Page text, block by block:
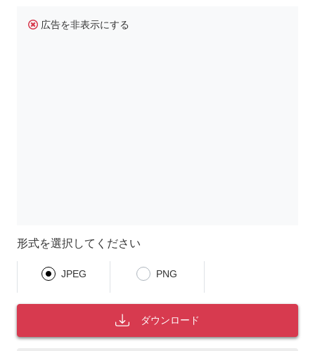
広告を非表示にする
形式を選択してください
JPEG PNG
ダウンロード